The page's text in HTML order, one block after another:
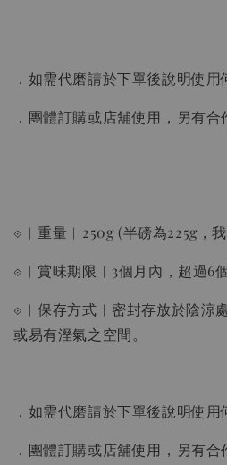
．如需代磨請於下單後說明使用
．團體訂購或店舖使用，另有合
⟐︱重量︱250g (半磅為225g，
⟐︱賞味期限︱3個月內，超過6
⟐︱保存方式︱密封存放於陰涼
或易有溼氣之空間。
．如需代磨請於下單後說明使用
．團體訂購或店舖使用，另有合